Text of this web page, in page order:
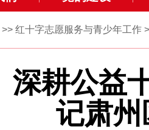
>> 红十字志愿服务与青少年工作
深耕公
记肃